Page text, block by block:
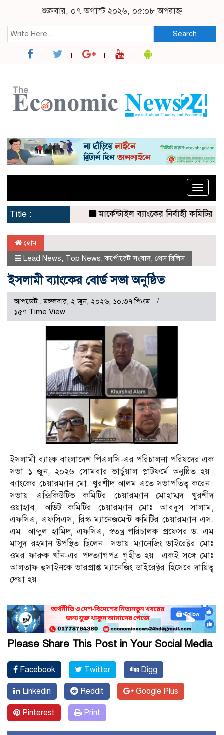
শুক্রবার, ০৭ অগাস্ট ২০২৬, ০৫:০৮ অপরাহ্ন
Search
Toggle
Title :
মার্কেন্টাইল ব্যাংকের নির্বাহী কমিটির
হোম
Lead News Top News ,কর্পোরেট সংবাদ প্রেস রিলিস
ইসলামী ব্যাংকের বোর্ড সভা অনুষ্ঠিত
আপডেট : মঙ্গলবার, ২ জুন, ২০২৬, ১০.৩৭ পিএম
১৫৭ Time View
ইসলামী ব্যাংক বাংলাদেশ পিএলসি-এর পরিচালনা পরিষদের এক
সভা ১ জুন, ২০২৬ সোমবার ভার্চুয়াল প্লাটফর্মে অনুষ্ঠিত হয়।
ব্যাংকের চেয়ারম্যান মো. খুরশীদ আলম এতে সভাপতিত্ব করেন।
সভায় এক্সিকিউটিভ কমিটির চেয়ারম্যান মোহাম্মদ খুরশীদ
ওয়াহাব, অডিট কমিটির চেয়ারম্যান মোঃ আবদুস সালাম,
এফসিএ, এফসিএস, রিস্ক ম্যানেজমেন্ট কমিটির চেয়ারম্যান এস.
এম. আব্দুল হামিদ, এফসিএ, স্বতন্ত্র পরিচালক প্রফেসর ড. এম
মাসুদ রহমান উপস্থিত ছিলেন। সভায় ম্যানেজিং ডাইরেক্টর মোঃ
ওমর ফারুক খাঁন-এর পদত্যাগপত্র গৃহীত হয়। একই সঙ্গে মোঃ
আলতাফ হুসাইনকে ভারপ্রাপ্ত ম্যানেজিং ডাইরেক্টর হিসেবে দায়িত্ব
দেয়া হয়।
Please Share This Post in Your Social Media
Facebook Twitter Digg
Linkedin Reddit Google Plus
Pinterest Print